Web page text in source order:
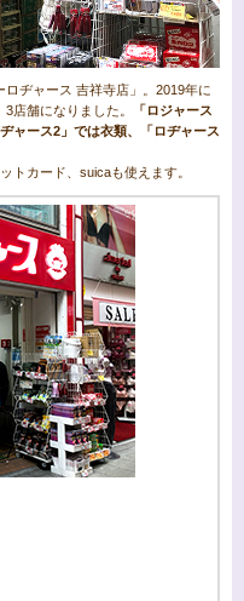
ヂャース 吉祥寺店」。2019年に
店舗になりました。
「ロジャース
ャース2」では衣類、「ロヂャース
トカード、suicaも使えます。